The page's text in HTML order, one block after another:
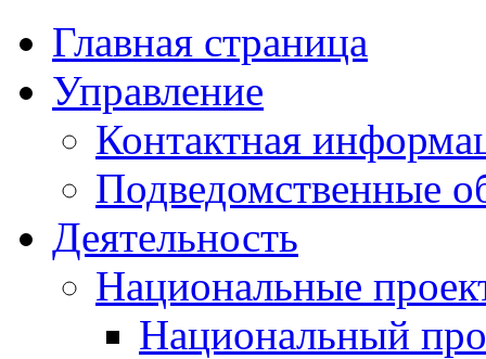
Главная страница
Управление
Контактная
Подведомственные
Деятельность
Национальные
Национальный